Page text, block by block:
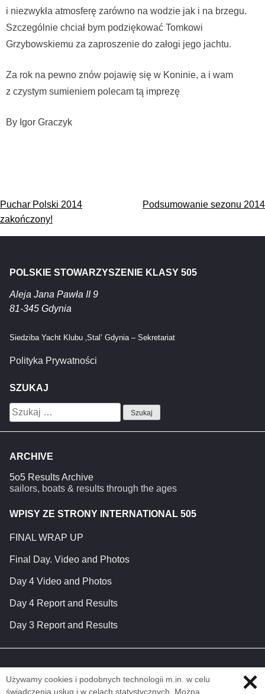
i niezwykła atmosferę zarówno na wodzie jak i na brzegu.
Szczególnie chciał bym podziękować Tomkowi
Grzybowskiemu za zaproszenie do załogi jego jachtu.
Za rok na pewno znów pojawię się w Koninie, a i wam
z czystym sumieniem polecam tą imprezę
By Igor Graczyk
Nawigacja
wpisu
Puchar Polski 2014
zakończony!
Podsumowanie sezonu 2014
POLSKIE STOWARZYSZENIE KLASY 505
Aleja Jana Pawła II 9
81-345 Gdynia
Siedziba Yacht Klubu ‚Stal’ Gdynia – Sekretariat
Polityka Prywatności
SZUKAJ
Szukaj:
ARCHIVE
5o5 Results Archive
sailors, boats & results through the ages
WPISY ZE STRONY INTERNATIONAL 505
FINAL WRAP UP
Final Day. Video and Photos
Day 4 Video and Photos
Day 4 Report and Results
Day 3 Report and Results
Używamy cookies i podobnych technologii m.in. w celu
świadczenia usług i w celach statystycznych. Można